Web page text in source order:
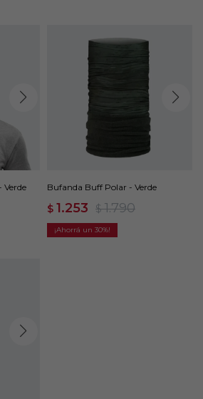
Verde Bufanda Buff Polar - Verde
$ 1.253 $ 1.790
30